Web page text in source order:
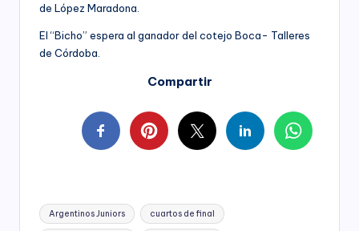
de López Maradona.
El “Bicho” espera al ganador del cotejo Boca- Talleres
de Córdoba.
Compartir
Tags:
Argentinos Juniors cuartos de final